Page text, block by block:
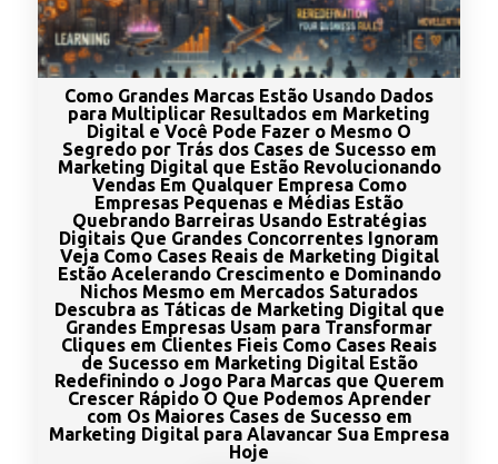
Como Grandes Marcas Estão Usando Dados
para Multiplicar Resultados em Marketing
Digital e Você Pode Fazer o Mesmo O
Segredo por Trás dos Cases de Sucesso em
Marketing Digital que Estão Revolucionando
Vendas Em Qualquer Empresa Como
Empresas Pequenas e Médias Estão
Quebrando Barreiras Usando Estratégias
Digitais Que Grandes Concorrentes Ignoram
Veja Como Cases Reais de Marketing Digital
Estão Acelerando Crescimento e Dominando
Nichos Mesmo em Mercados Saturados
Descubra as Táticas de Marketing Digital que
Grandes Empresas Usam para Transformar
Cliques em Clientes Fieis Como Cases Reais
de Sucesso em Marketing Digital Estão
Redefinindo o Jogo Para Marcas que Querem
Crescer Rápido O Que Podemos Aprender
com Os Maiores Cases de Sucesso em
Marketing Digital para Alavancar Sua Empresa
Hoje